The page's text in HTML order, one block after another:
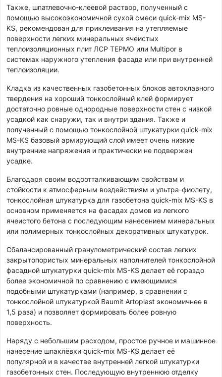
Также, шпатлевочно-клеевой раствор, полученный с
помощью высокоэкономичной сухой смеси quick-mix MS-
KS, рекомендован для приклеивания на утепляемые
поверхности легких минеральных ячеистых
теплоизоляционных плит ЛСР ТЕРМО или Multipor в
системах наружного утепления фасада или при внутренней
теплоизоляции.
Кладка из качественных газобетонных блоков автоклавного
твердения на хороший тонкослойный клей формирует
достаточно ровные однородные поверхности стен с низкой
усадкой как снаружи, так и внутри здания. Также и
полученный с помощью тонкослойной штукатурки quick-mix
MS-KS базовый армирующий слой имеет очень низкие
внутренние напряжения и практически не подвержен
усадке.
Благодаря своим водоотталкивающим свойствам и
стойкости к атмосферным воздействиям и ультра-фиолету,
тонкослойная штукатурка для газобетона quick-mix MS-KS в
основном применяется на фасадах домов из легкого
ячеистого бетона с последующим нанесением минеральных
или полимерных тонкослойных декоративных штукатурок.
Сбалансированный гранулометрический состав легких
закрытопористых минеральных наполнителей тонкослойной
фасадной штукатурки quick-mix MS-KS делает её гораздо
более экономичной по сравнению с имеющимися
подобными штукатурками (например, в сравнении с
тонкослойной штукатуркой Baumit Artoplast экономичнее в
1,5 раза) и позволяет формировать более ровную
поверхность.
Наряду с небольшим расходом, простое ручное и машинное
нанесение шпаклёвки quick-mix MS-KS делает её
популярной и в качестве внутренней легкой штукатурки
газобетонных стен. Последующую внутреннюю отделку